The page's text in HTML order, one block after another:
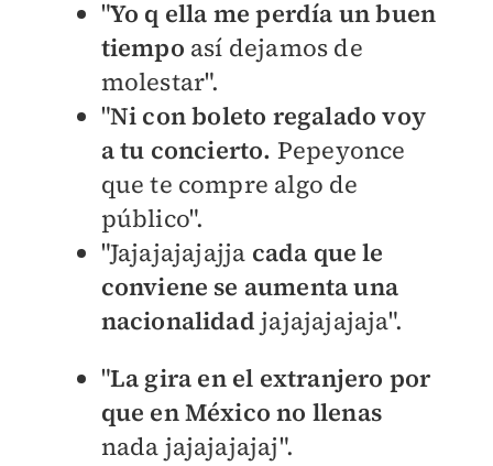
"Yo q ella me perdía un buen
tiempo así dejamos de
molestar".
"Ni con boleto regalado voy
a tu concierto. Pepeyonce
que te compre algo de
público".
"Jajajajajajja cada que le
conviene se aumenta una
nacionalidad jajajajajaja".
"La gira en el extranjero por
que en México no llenas
nada jajajajajaj".